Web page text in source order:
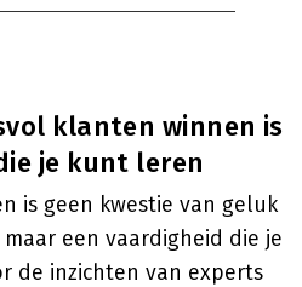
klanten winnen is
je kunt leren
is geen kwestie van geluk
een vaardigheid die je
de inzichten van experts